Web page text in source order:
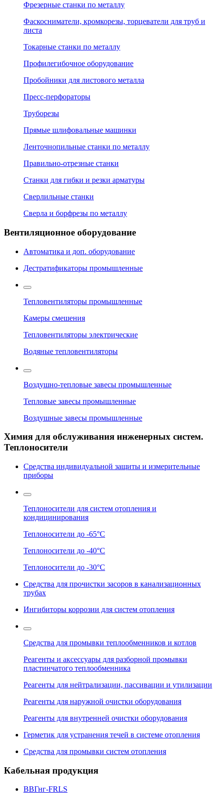
Фрезерные станки по металлу
Фаскосниматели, кромкорезы, торцеватели для труб и
листа
Токарные станки по металлу
Профилегибочное оборудование
Пробойники для листового металла
Пресс-перфораторы
Труборезы
Прямые шлифовальные машинки
Ленточнопильные станки по металлу
Правильно-отрезные станки
Станки для гибки и резки арматуры
Сверлильные станки
Сверла и борфрезы по металлу
Вентиляционное оборудование
Автоматика и доп. оборудование
Дестратификаторы промышленные
Тепловентиляторы промышленные
Камеры смешения
Тепловентиляторы электрические
Водяные тепловентиляторы
Воздушно-тепловые завесы промышленные
Тепловые завесы промышленные
Воздушные завесы промышленные
Химия для обслуживания инженерных систем.
Теплоносители
Средства индивидуальной защиты и измерительные
приборы
Теплоносители для систем отопления и
кондицинирования
Теплоносители до -65°C
Теплоносители до -40°C
Теплоносители до -30°C
Средства для прочистки засоров в канализационных
трубах
Ингибиторы коррозии для систем отопления
Средства для промывки теплообменников и котлов
Реагенты и аксессуары для разборной промывки
пластинчатого теплообменника
Реагенты для нейтрализации, пассивации и утилизации
Реагенты для наружной очистки оборудования
Реагенты для внутренней очистки оборудования
Герметик для устранения течей в системе отопления
Средства для промывки систем отопления
Кабельная продукция
ВВГнг-FRLS